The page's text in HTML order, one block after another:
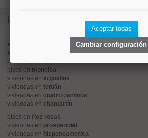
Lo más buscado
Valorar vivienda online
Vender piso
pisos enchamberí
pisos en moncloa
viviendas en argüelles
viviendas en tetuán
viviendas en cuatro caminos
viviendas en chamartín
pisos en rios rosas
viviendas en prosperidad
viviendas en hispanoamerica
Aceptar todas
Cambiar configuración